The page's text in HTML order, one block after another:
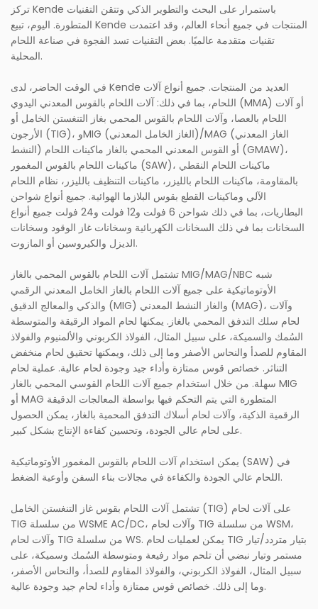
تركز Kende باستمرار على البحث والتطوير الذكي وتتقن التقنيات
المتطورة. اليوم، تبيع Kende المنتجات في جميع أنحاء العالم، وقد اعتمدت
تقنيات متقدمة عالميًا. بعض التقنيات تسد الفجوة في صناعة اللحام
المحلية.
في الوقت الحاضر، لدى Kende العديد من المنتجات. جميع أنواع آلات
اللحام، بما في ذلك: آلات اللحام بالقوس المعدني اليدوي (MMA) أو آلات
اللحام بالعصا، وآلات اللحام بالقوس المحمي بغاز التنغستن الخامل أو
الأرجون (TIG)، وMIG (الغاز الخامل المعدني)/MAG (الغاز المعدني
النشط) أو القوس المعدني المحمي بالغاز ماكينات اللحام (GMAW)،
ماكينات اللحام بالقوس المغمور (SAW)، ماكينات اللحام النقطي
بالمقاومة، ماكينات اللحام بالليزر، ماكينات التنظيف بالليزر، نظام اللحام
الآلي وماكينات القطع بقوس البلازما الهوائية. جميع أنواع شواحن
البطاريات، بما في ذلك شواحن 6 فولت و12 فولت و24 فولت جميع أنواع
السخانات بما في ذلك السخانات الكهربائية وسخانات غاز الوقود وسخانات
الديزل والكيروسين أو المازوت.
تشتمل آلات اللحام بالقوس المحمي بالغاز MIG/MAG/NBC شبه
الأوتوماتيكية على جميع آلات اللحام بالغاز الخامل المعدني الرقمي
والذكي والمعالج الدقيق (MIG) والغاز النشط المعدني (MAG)، وآلات
لحام سلك التدفق المحمي بالغاز. يمكنها لحام المواد الرقيقة والمتوسطة
السُمك والسميكة، على سبيل المثال، الفولاذ الكربوني والألمنيوم والفولاذ
المقاوم للصدأ والنحاس الأصفر وما إلى ذلك، ويمكنها تحقيق لحام منخفض
التناثر. خصائص قوس ممتازة وأداء جيد وجودة لحام عالية. عملية لحام
سهلة. من خلال استخدام جميع آلات اللحام القوسي المحمي بالغاز MIG
أو MAG المتطورة التي يتم التحكم فيها بواسطة المعالجات الدقيقة
الرقمية الذكية، وآلات لحام أسلاك التدفق المحمية بالغاز، يمكن الحصول
على لحام عالي الجودة، وتحسين كفاءة الإنتاج بشكل كبير.
يمكن استخدام آلات اللحام بالقوس المغمور الأوتوماتيكية (SAW) في
اللحام عالي الجودة والكفاءة في مجالات بناء السفن وأوعية الضغط.
تشتمل آلات اللحام بقوس غاز التنغستن الخامل (TIG) على آلات لحام
TIG من سلسلة WSME AC/DC، وآلات لحام TIG من سلسلة WSM،
وآلات لحام TIG من سلسلة WS. يمكن لعمليات لحام TIG بتيار متردد/تيار
مستمر وتيار نبضي أن تلحم مواد رفيعة ومتوسطة السُمك وسميكة، على
سبيل المثال، الفولاذ الكربوني، والفولاذ المقاوم للصدأ، والنحاس الأصفر،
وما إلى ذلك. خصائص قوس ممتازة وأداء لحام جيد وجودة عالية.